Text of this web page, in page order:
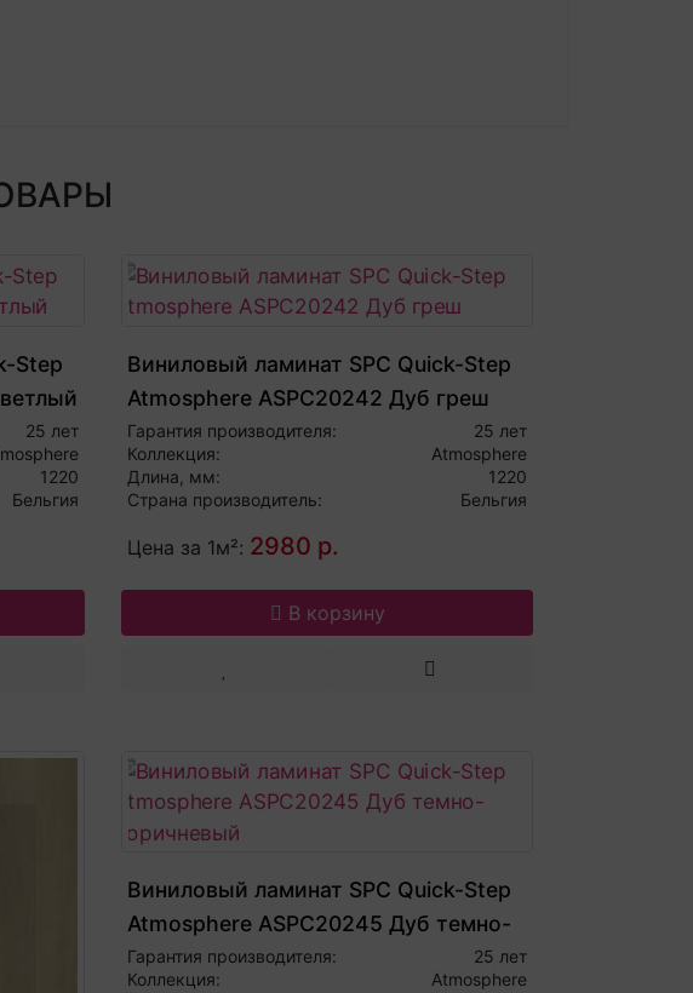
Step
25 лет
1220
Бельгия
Виниловый ламинат SPC Quick-Step
Atmosphere ASPC20242 Дуб греш
Гарантия производителя:
25 лет
Коллекция:
Atmosphere
Длина, мм:
1220
Страна производитель:
Бельгия
Цена за 1м²: 2980 р.
В корзину
Виниловый ламинат SPC Quick-Step
Atmosphere ASPC20245 Дуб темно-
коричневый
Гарантия производителя:
25 лет
Коллекция:
Atmosphere